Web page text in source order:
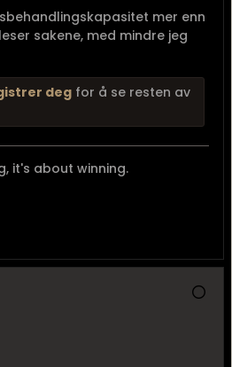
mer enn
sakene, med mindre jeg
deg for å se resten av
it's about winning.